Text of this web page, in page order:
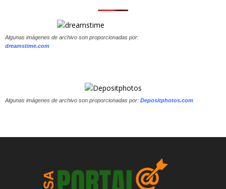
Algunas imágenes de archivo son proporcionadas por:
dreamstime.com
Algunas imágenes de archivo son proporcionadas por: Depositphotos.com